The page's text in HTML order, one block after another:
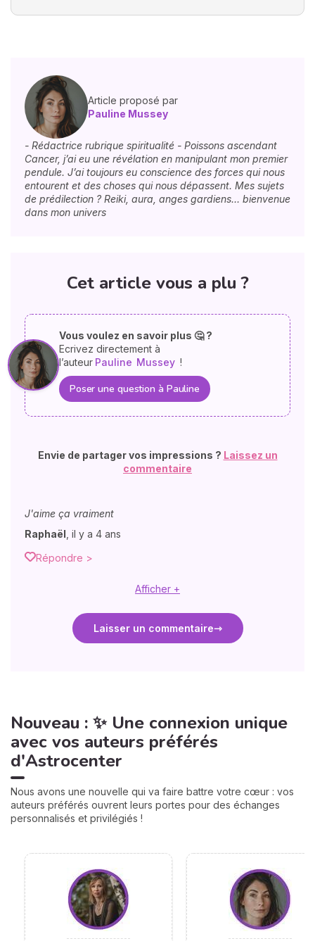
Article proposé par
Pauline Mussey
- Rédactrice rubrique spiritualité - Poissons ascendant
Cancer, j’ai eu une révélation en manipulant mon premier
pendule. J’ai toujours eu conscience des forces qui nous
entourent et des choses qui nous dépassent. Mes sujets
de prédilection ? Reiki, aura, anges gardiens… bienvenue
dans mon univers
Cet article vous a plu ?
Vous voulez en savoir plus 🤔 ?
Ecrivez directement à
l’auteur Pauline Mussey !
Poser une question à Pauline
Envie de partager vos impressions ? Laissez un
commentaire
J'aime ça vraiment
Raphaël il y a 4 ans
Répondre >
Afficher +
Laisser un commentaire
Nouveau : ✨ Une connexion unique
avec vos auteurs préférés
d'Astrocenter
Nous avons une nouvelle qui va faire battre votre cœur : vos
auteurs préférés ouvrent leurs portes pour des échanges
personnalisés et privilégiés !